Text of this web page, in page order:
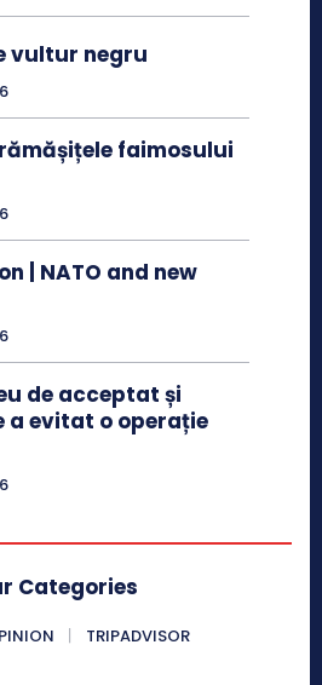
vultur negru
faimosului
| NATO and new
de acceptat și
evitat o operație
Categories
TRIPADVISOR